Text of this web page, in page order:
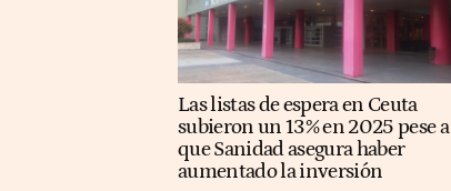
Las listas de espera en Ceuta
subieron un 13% en 2025 pese a
que Sanidad asegura haber
aumentado la inversión